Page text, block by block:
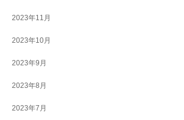
2023年11月
2023年10月
2023年9月
2023年8月
2023年7月